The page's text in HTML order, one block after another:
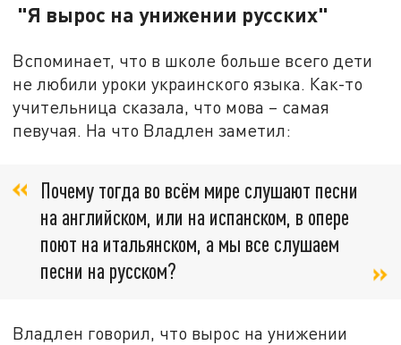
"Я вырос на унижении русских"
Вспоминает, что в школе больше всего дети
не любили уроки украинского языка. Как-то
учительница сказала, что мова – самая
певучая. На что Владлен заметил:
Почему тогда во всём мире слушают песни
на английском, или на испанском, в опере
поют на итальянском, а мы все слушаем
песни на русском?
Владлен говорил, что вырос на унижении